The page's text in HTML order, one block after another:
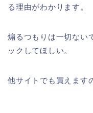
る理由がわかります。
煽るつもりは一切ない
ックしてほしい。
他サイトでも買えます